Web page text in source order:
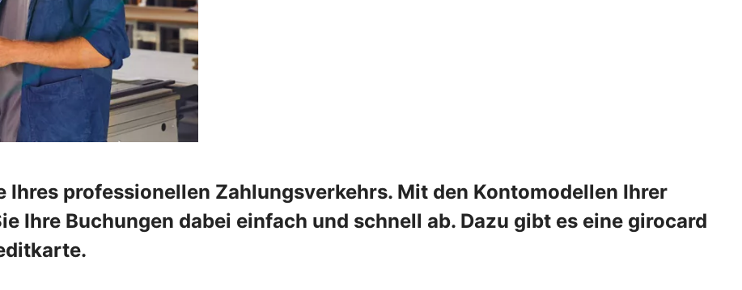
Ihres professionellen Zahlungsverkehrs. Mit den Kontomodellen Ihrer
Ihre Buchungen dabei einfach und schnell ab. Dazu gibt es eine girocard